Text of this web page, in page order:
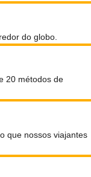
do globo.
20 métodos de
que nossos viajantes